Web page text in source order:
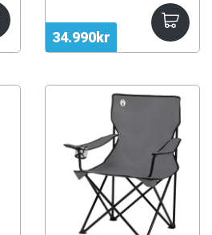
34.990kr